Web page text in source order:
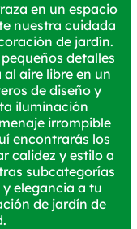
en un espacio
nuestra cuidada
de jardín.
detalles
aire libre en un
de diseño y
iluminación
irrompible
encontrarás los
calidez y estilo a
subcategorías
elegancia a tu
de jardín de